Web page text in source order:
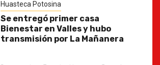
Huasteca Potosina
Se entregó primer casa
Bienestar en Valles y hubo
transmisión por La Mañanera